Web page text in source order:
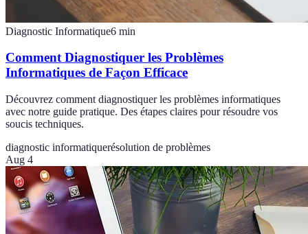
Diagnostic Informatique6 min
Comment Diagnostiquer les Problèmes
Informatiques de Façon Efficace
Découvrez comment diagnostiquer les problèmes informatiques
avec notre guide pratique. Des étapes claires pour résoudre vos
soucis techniques.
diagnostic informatiquerésolution de problèmes
Aug 4